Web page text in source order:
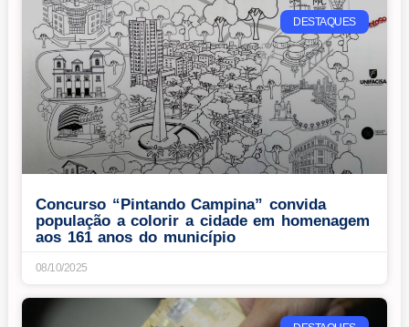
DESTAQUES
Concurso “Pintando Campina” convida
população a colorir a cidade em homenagem
aos 161 anos do município
08/10/2025